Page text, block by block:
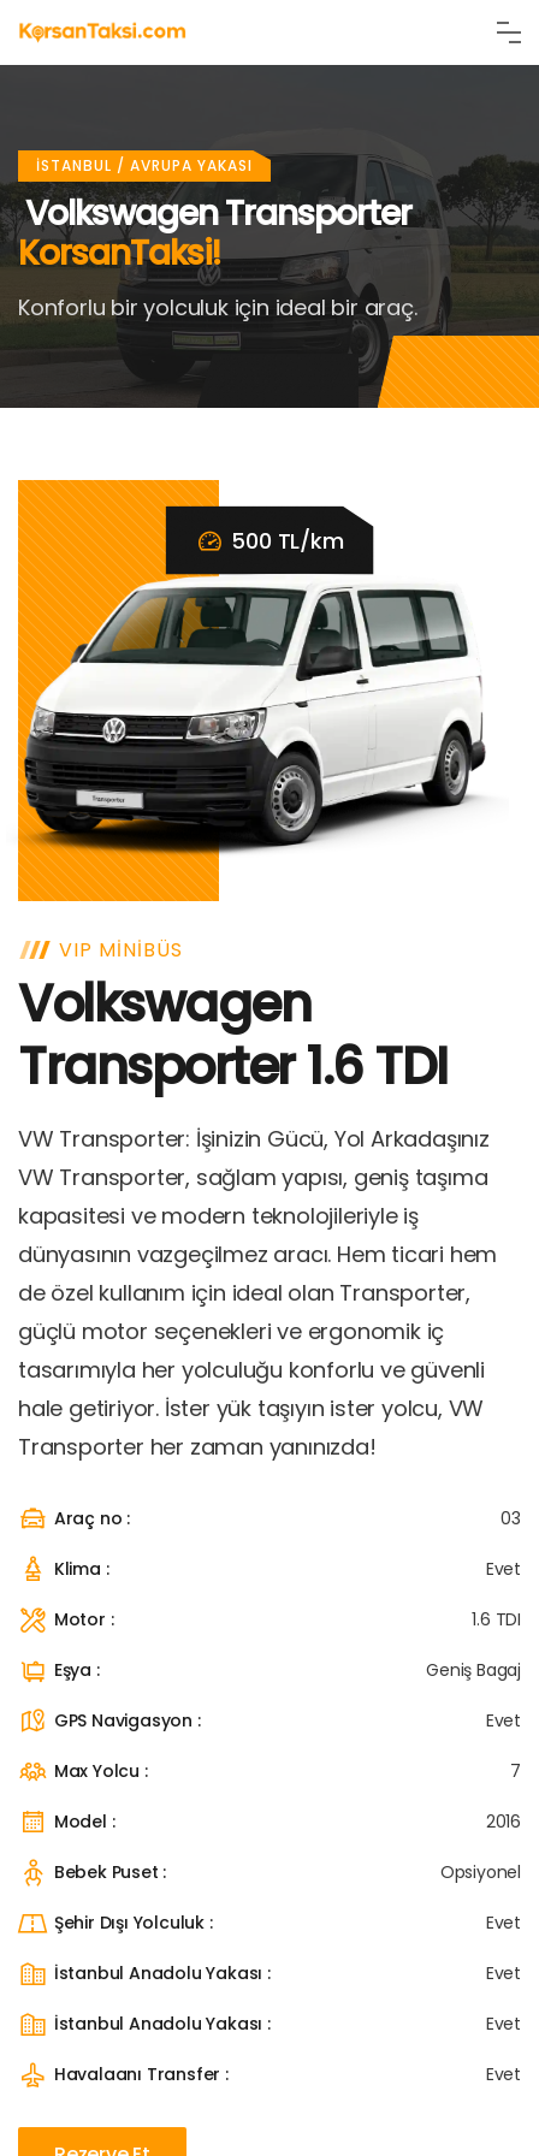
İSTANBUL / AVRUPA YAKASI
Volkswagen Transporter
KorsanTaksi!
Konforlu bir yolculuk için ideal bir araç.
500 TL/km
VIP MINIBÜS
Volkswagen
Transporter 1.6 TDI
VW Transporter: İşinizin Gücü, Yol Arkadaşınız
VW Transporter, sağlam yapısı, geniş taşıma
kapasitesi ve modern teknolojileriyle iş
dünyasının vazgeçilmez aracı. Hem ticari hem
de özel kullanım için ideal olan Transporter,
güçlü motor seçenekleri ve ergonomik iç
tasarımıyla her yolculuğu konforlu ve güvenli
hale getiriyor. İster yük taşıyın ister yolcu, VW
Transporter her zaman yanınızda!
Araç no : 03
Klima : Evet
Motor : 1.6 TDI
Eşya : Geniş Bagaj
GPS Navigasyon : Evet
Max Yolcu : 7
Model : 2016
Bebek Puset : Opsiyonel
Şehir Dışı Yolculuk : Evet
İstanbul Anadolu Yakası : Evet
İstanbul Anadolu Yakası : Evet
Havalaanı Transfer : Evet